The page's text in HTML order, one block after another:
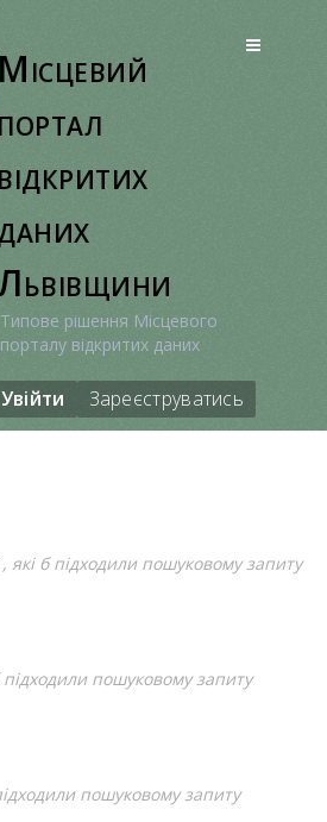
Місцевий
портал
відкритих
Типове рішення Місцевого
порталу відкритих даних
Увійти Зареєструватись
які б підходили пошуковому запиту
пошуковому запиту
пошуковому запиту